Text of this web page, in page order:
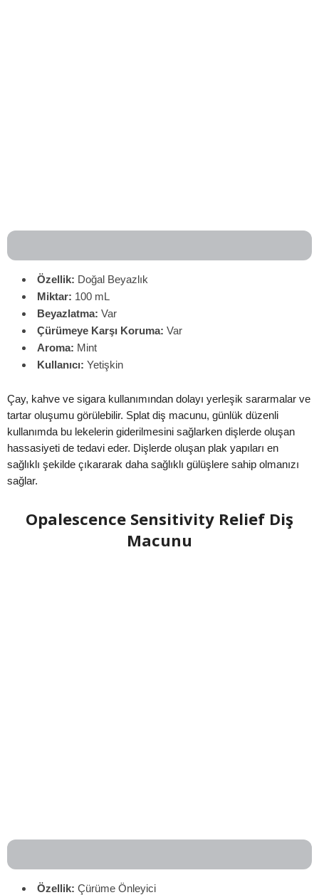
Özellik: Doğal Beyazlık
Miktar: 100 mL
Beyazlatma: Var
Çürümeye Karşı Koruma: Var
Aroma: Mint
Kullanıcı: Yetişkin
Çay, kahve ve sigara kullanımından dolayı yerleşik sararmalar ve
tartar oluşumu görülebilir. Splat diş macunu, günlük düzenli
kullanımda bu lekelerin giderilmesini sağlarken dişlerde oluşan
hassasiyeti de tedavi eder. Dişlerde oluşan plak yapıları en
sağlıklı şekilde çıkararak daha sağlıklı gülüşlere sahip olmanızı
sağlar.
Opalescence Sensitivity Relief Diş
Macunu
Özellik: Çürüme Önleyici